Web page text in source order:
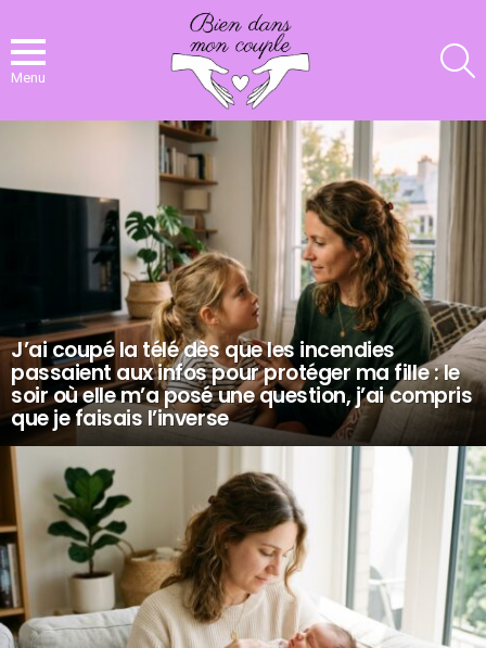
Menu
J’ai coupé la télé dès que les incendies
passaient aux infos pour protéger ma fille : le
soir où elle m’a posé une question, j’ai compris
que je faisais l’inverse